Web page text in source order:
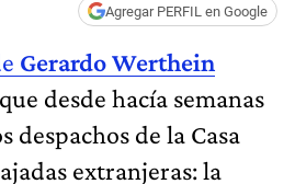
Agregar PERFIL en Google
Gerardo Werthein
desde hacía semanas
despachos de la Casa
extranjeras: la